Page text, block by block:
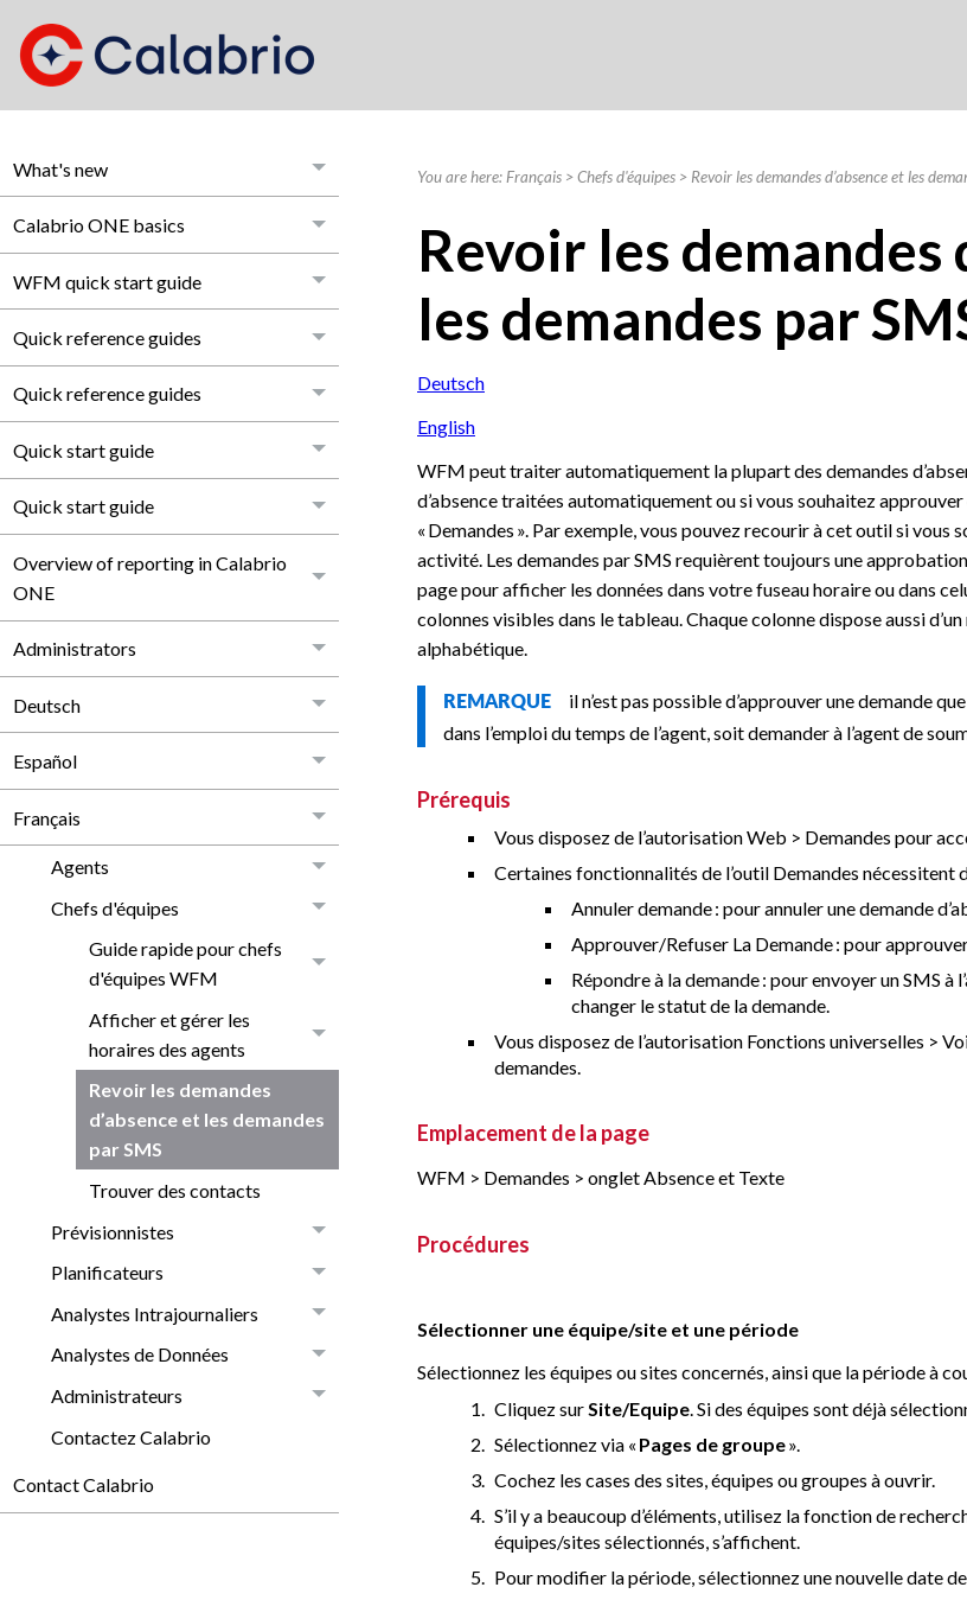
What's new
Calabrio ONE basics
WFM quick start guide
Quick reference guides
Quick reference guides
Quick start guide
Quick start guide
Overview of reporting in Calabrio
ONE
Administrators
Deutsch
Español
Français
Agents
Chefs d'équipes
Guide rapide pour chefs
d'équipes WFM
Afficher et gérer les
horaires des agents
Revoir les demandes
d’absence et les demandes
par SMS
Trouver des contacts
Prévisionnistes
Planificateurs
Analystes Intrajournaliers
Analystes de Données
Administrateurs
Contactez Calabrio
Contact Calabrio
You are here: Français >Chefs d'équipes > Revoir les demandes d’absence et les
Revoir les demandes
les demandes par
Deutsch
English
WFM peut traiter automatiquement la plupart des demandes
d’absence traitées automatiquement ou si vous souhaitez
« Demandes ». Par exemple, vous pouvez recourir à cet outil si
activité. Les demandes par SMS requièrent toujours une
page pour afficher les données dans votre fuseau horaire ou dans
colonnes visibles dans le tableau. Chaque colonne dispose aussi
alphabétique.
REMARQUE
il n’est pas possible d’approuver une demande
dans l’emploi du temps de l’agent, soit demander à l’agent de
Prérequis
Vous disposez de l’autorisation Web > Demandes pour
Certaines fonctionnalités de l’outil Demandes nécessitent
Annuler demande : pour annuler une demande
Approuver/Refuser La Demande : pour
Répondre à la demande : pour envoyer un SMS
changer le statut de la demande.
Vous disposez de l’autorisation Fonctions universelles >
demandes.
Emplacement de la page
WFM > Demandes > onglet Absence et Texte
Procédures
Sélectionner une équipe/site et une période
Sélectionnez les équipes ou sites concernés, ainsi que la période à
Cliquez surSite/Equipe. Si des équipes sont déjà
Sélectionnez via « Pages de groupe».
Cochez les cases des sites, équipes ou groupes à ouvrir.
S’il y a beaucoup d’éléments, utilisez la fonction de
équipes/sites sélectionnés, s’affichent.
Pour modifier la période, sélectionnez une nouvelle date